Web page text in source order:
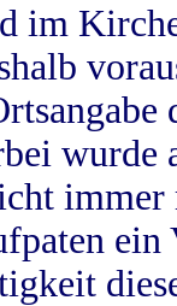
im
wurde